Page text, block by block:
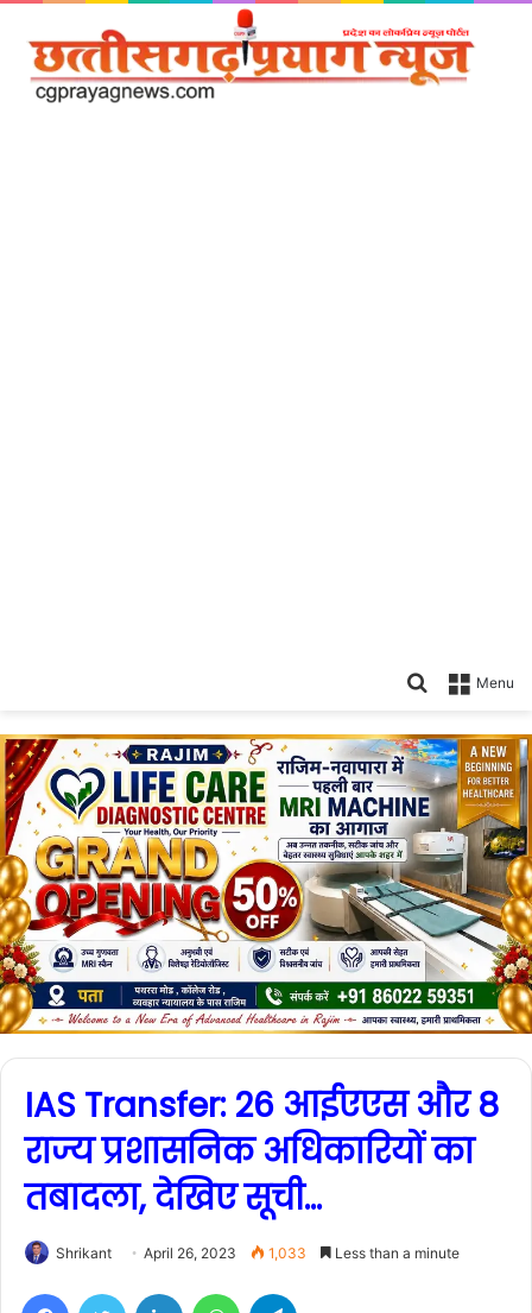
Menu
Search
IAS Transfer: 26 आईएएस और 8
राज्य प्रशासनिक अधिकारियों का
तबादला, देखिए सूची…
Shrikant April 26, 2023 1,033 Less than a minute